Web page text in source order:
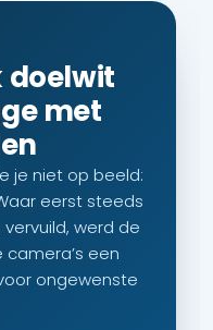
doelwit
met
je niet op beeld:
eerst steeds
werd de
een
ongewenste